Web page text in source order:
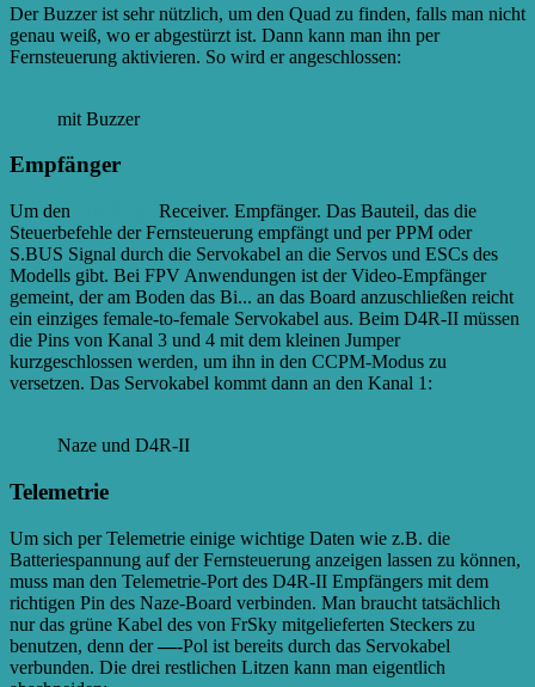
Der Buzzer ist sehr nützlich, um den Quad zu finden, falls man nicht
genau weiß, wo er abgestürzt ist. Dann kann man ihn per
Fernsteuerung aktivieren. So wird er angeschlossen:
mit Buzzer
Empfänger
Um den
Receiver. Empfänger. Das Bauteil, das die
Steuerbefehle der Fernsteuerung empfängt und per PPM oder
S.BUS Signal durch die Servokabel an die Servos und ESCs des
Modells gibt. Bei FPV Anwendungen ist der Video-Empfänger
gemeint, der am Boden das Bi... an das Board anzuschließen reicht
ein einziges female-to-female Servokabel aus. Beim D4R-II müssen
die Pins von Kanal 3 und 4 mit dem kleinen Jumper
kurzgeschlossen werden, um ihn in den CCPM-Modus zu
versetzen. Das Servokabel kommt dann an den Kanal 1:
Naze und D4R-II
Telemetrie
Um sich per Telemetrie einige wichtige Daten wie z.B. die
Batteriespannung auf der Fernsteuerung anzeigen lassen zu können,
muss man den Telemetrie-Port des D4R-II Empfängers mit dem
richtigen Pin des Naze-Board verbinden. Man braucht tatsächlich
nur das grüne Kabel des von FrSky mitgelieferten Steckers zu
benutzen, denn der—-Pol ist bereits durch das Servokabel
verbunden. Die drei restlichen Litzen kann man eigentlich